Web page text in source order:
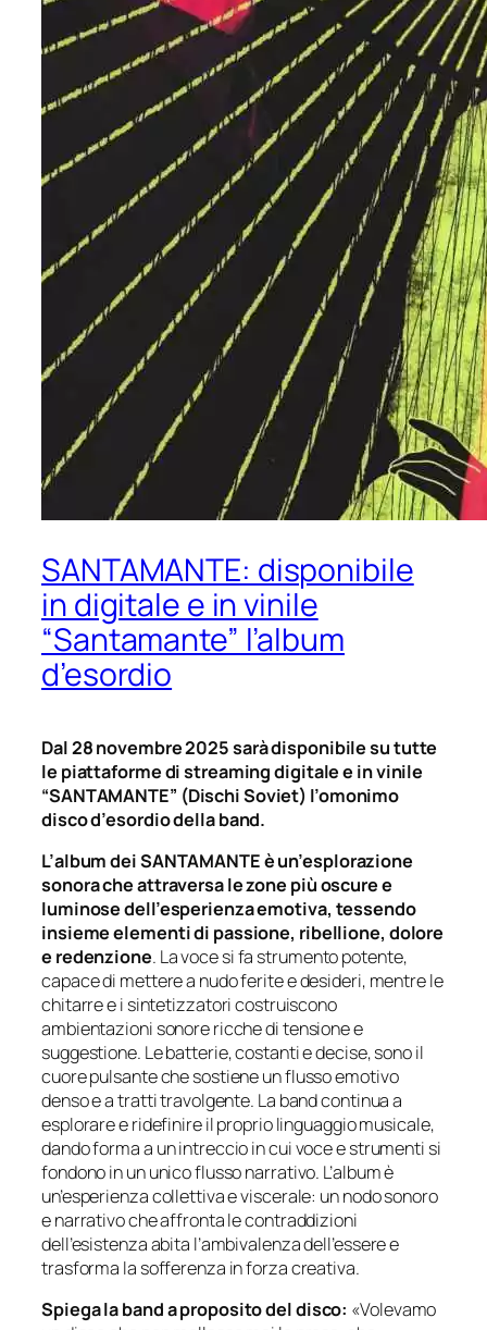
SANTAMANTE: disponibile
in digitale e in vinile
“Santamante” l’album
d’esordio
Dal 28 novembre 2025 sarà disponibile su tutte
le piattaforme di streaming digitale e in vinile
“SANTAMANTE” (Dischi Soviet) l’omonimo
disco d’esordio della band.
L’album dei SANTAMANTE è un’esplorazione
sonora che attraversa le zone più oscure e
luminose dell’esperienza emotiva, tessendo
insieme elementi di passione, ribellione, dolore
e redenzione. La voce si fa strumento potente,
capace di mettere a nudo ferite e desideri, mentre le
chitarre e i sintetizzatori costruiscono
ambientazioni sonore ricche di tensione e
suggestione. Le batterie, costanti e decise, sono il
cuore pulsante che sostiene un flusso emotivo
denso e a tratti travolgente. La band continua a
esplorare e ridefinire il proprio linguaggio musicale,
dando forma a un intreccio in cui voce e strumenti si
fondono in un unico flusso narrativo. L’album è
un’esperienza collettiva e viscerale: un nodo sonoro
e narrativo che affronta le contraddizioni
dell’esistenza abita l’ambivalenza dell’essere e
trasforma la sofferenza in forza creativa.
Spiega la band a proposito del disco: «Volevamo